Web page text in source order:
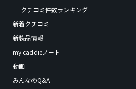
クチコミ件数ランキング
新着クチコミ
新製品情報
my caddieノート
動画
みんなのQ&A